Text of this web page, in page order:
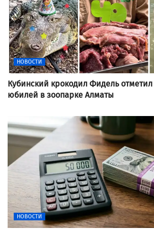
НОВОСТИ
Кубинский крокодил Фидель
юбилей в зоопарке Алматы
НОВОСТИ